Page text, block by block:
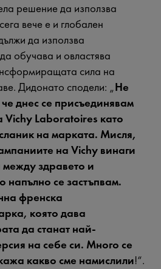
решение да използва
вече е и глобален
да използва
обучава и овластява
сила на
Дидонато сподели: „Не
днес се присъединявам
Vichy Laboratoires като
на марката. Мисля,
на Vichy винаги
между здравето и
напълно се застъпвам.
френска
която дава
да станат най-
на себе си. Много се
какво сме намислили!“.